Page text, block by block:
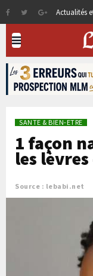
Actualités
SANTE & BIEN-ETRE
1 façon
les
Source : lebabi.net